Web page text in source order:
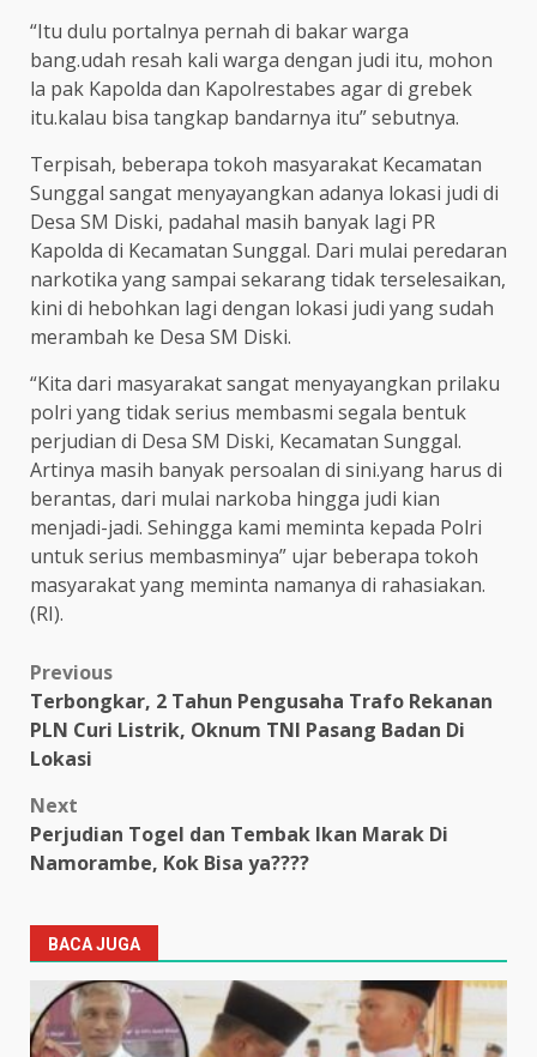
“Itu dulu portalnya pernah di bakar warga
bang.udah resah kali warga dengan judi itu, mohon
la pak Kapolda dan Kapolrestabes agar di grebek
itu.kalau bisa tangkap bandarnya itu” sebutnya.
Terpisah, beberapa tokoh masyarakat Kecamatan
Sunggal sangat menyayangkan adanya lokasi judi di
Desa SM Diski, padahal masih banyak lagi PR
Kapolda di Kecamatan Sunggal. Dari mulai peredaran
narkotika yang sampai sekarang tidak terselesaikan,
kini di hebohkan lagi dengan lokasi judi yang sudah
merambah ke Desa SM Diski.
“Kita dari masyarakat sangat menyayangkan prilaku
polri yang tidak serius membasmi segala bentuk
perjudian di Desa SM Diski, Kecamatan Sunggal.
Artinya masih banyak persoalan di sini.yang harus di
berantas, dari mulai narkoba hingga judi kian
menjadi-jadi. Sehingga kami meminta kepada Polri
untuk serius membasminya” ujar beberapa tokoh
masyarakat yang meminta namanya di rahasiakan.
(RI).
Post
navigation
Previous
Terbongkar, 2 Tahun Pengusaha Trafo Rekanan
PLN Curi Listrik, Oknum TNI Pasang Badan Di
Lokasi
Next
Perjudian Togel dan Tembak Ikan Marak Di
Namorambe, Kok Bisa ya????
BACA JUGA